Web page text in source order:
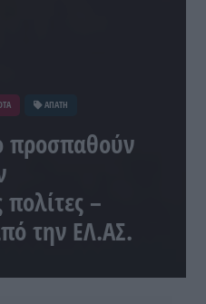
ΑΠΑΤΗ
προσπαθούν
–
την ΕΛ.ΑΣ.